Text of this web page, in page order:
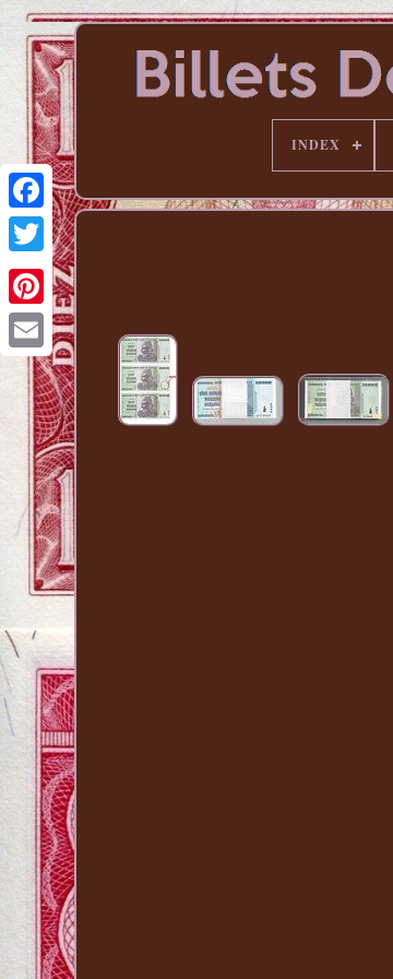
Pinterest
INDEX